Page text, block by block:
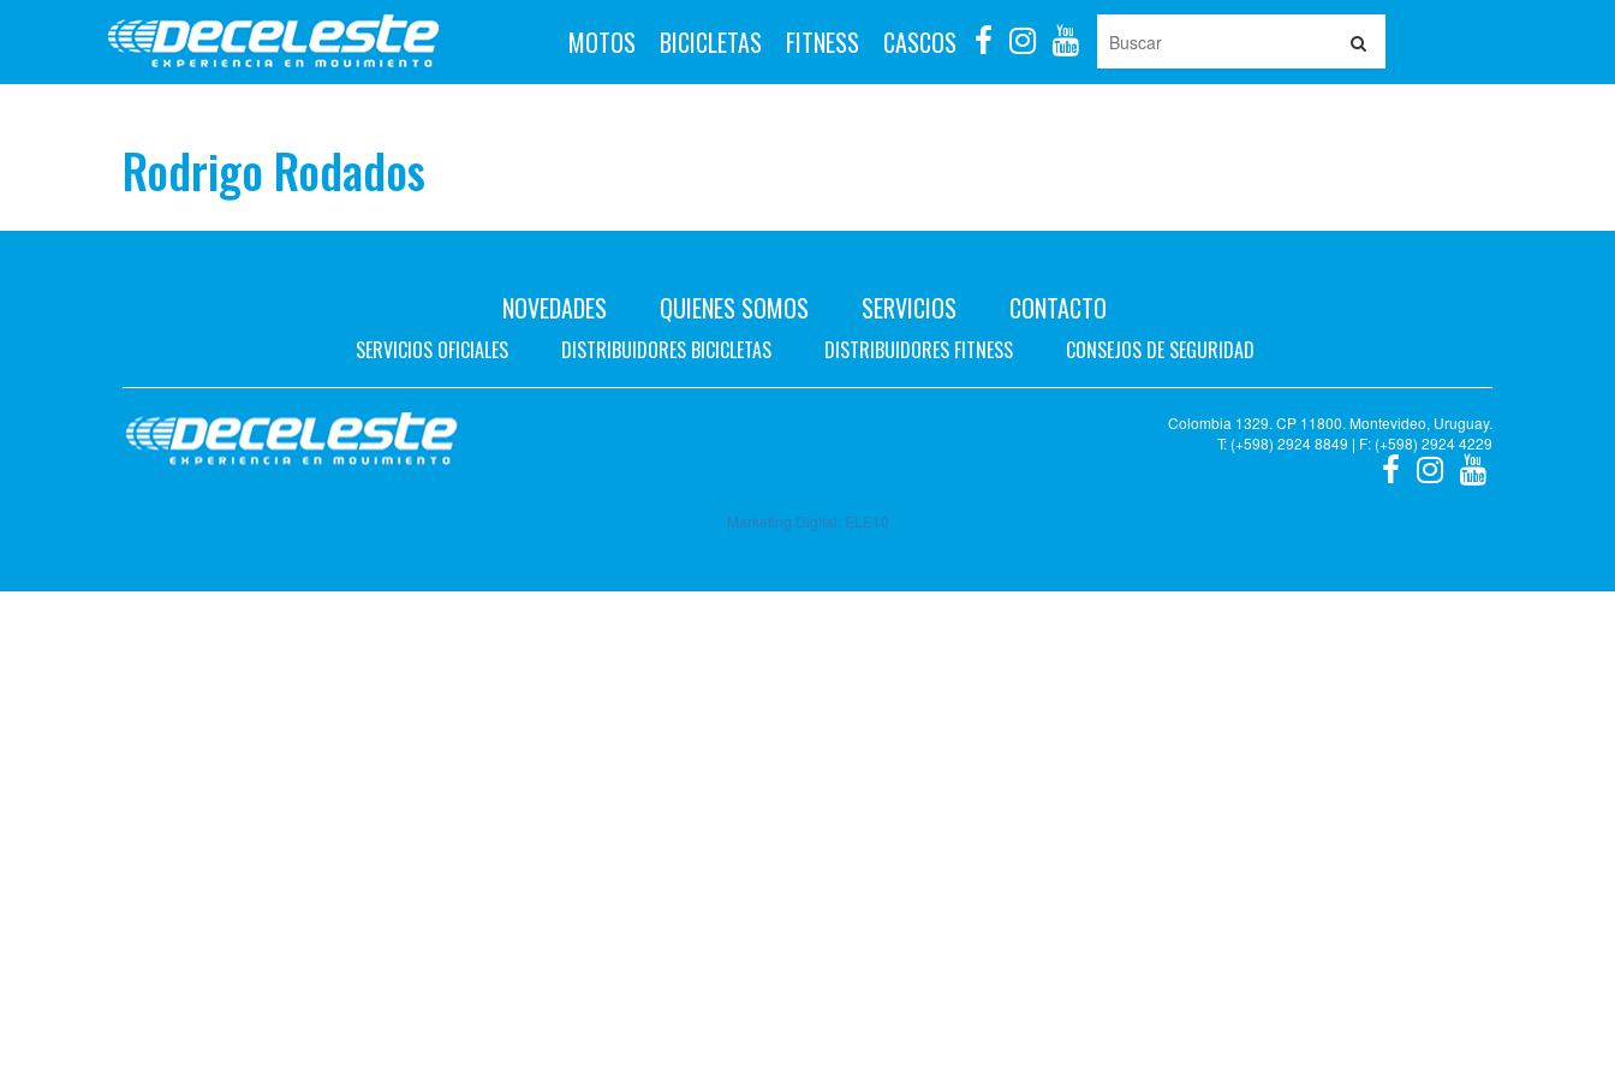
MOTOS BICICLETAS FITNESS CASCOS
Rodrigo Rodados
NOVEDADES QUIENES SOMOS SERVICIOS CONTACTO
SERVICIOS OFICIALES DISTRIBUIDORES BICICLETAS DISTRIBUIDORES FITNESS CONSEJOS DE SEGURIDAD
Colombia 1329. CP 11800. Montevideo, Uruguay.
T: (+598) 2924 8849 | F: (+598) 2924 4229
Marketing Digital: ELE10